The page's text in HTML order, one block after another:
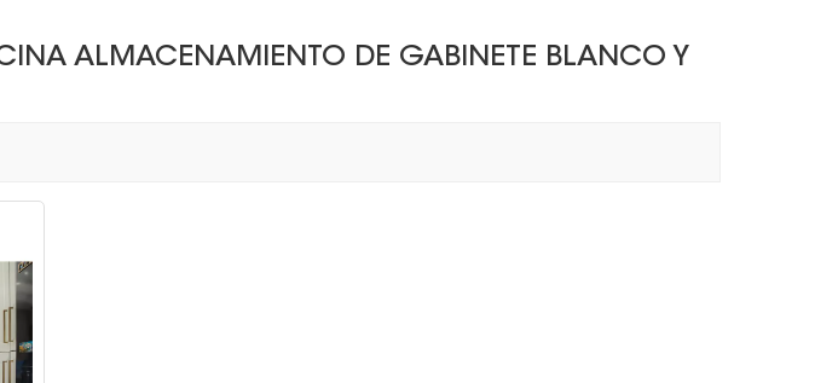
ALMACENAMIENTO DE GABINETE BLANCO Y